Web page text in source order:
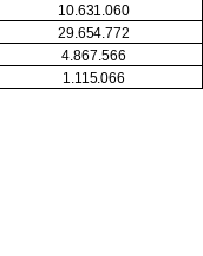
10.631.060
29.654.772
4.867.566
1.115.066